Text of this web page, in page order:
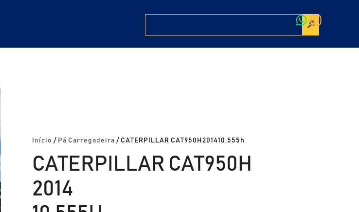
Início / Pá Carregadeira / CATERPILLAR CAT950H201410.555h
CATERPILLAR CAT950H
2014